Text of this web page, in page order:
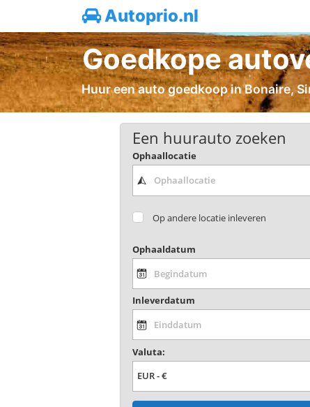
Autoprio.nl
Goedkope
Huur een auto goedkoop in Bonaire,
Een huurauto zoeken
Ophaallocatie
Op andere locatie inleveren
Ophaaldatum
Inleverdatum
Valuta: